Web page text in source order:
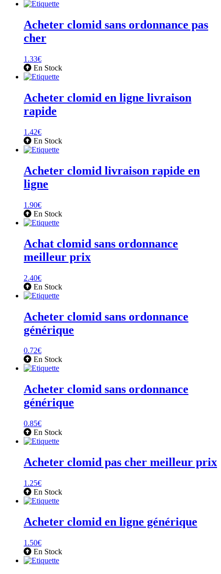
Acheter clomid sans ordonnance pas
cher
1.33€
En Stock
Acheter clomid en ligne livraison
rapide
1.42€
En Stock
Acheter clomid livraison rapide en
ligne
1.90€
En Stock
Achat clomid sans ordonnance
meilleur prix
2.40€
En Stock
Acheter clomid sans ordonnance
générique
0.72€
En Stock
Acheter clomid sans ordonnance
générique
0.85€
En Stock
Acheter clomid pas cher meilleur prix
1.25€
En Stock
Acheter clomid en ligne générique
1.50€
En Stock